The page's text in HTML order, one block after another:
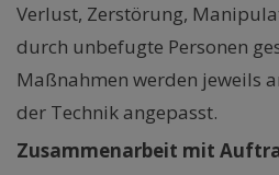
Verlust, Zerstörung,
durch unbefugte Personen
Maßnahmen werden jeweils
der Technik angepasst.
Zusammenarbeit mit